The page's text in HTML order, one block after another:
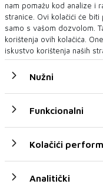
utvrđeni u 40
SARAJEVO - U
jedinstvena baza
nam pomažu kod analize i
stranice. Ovi kolačići će
samo s vašom dozvolom.
korištenja ovih kolačića.
iskustvo korištenja naših
Nužni
Funkcionalni
Kolačići
Analitički